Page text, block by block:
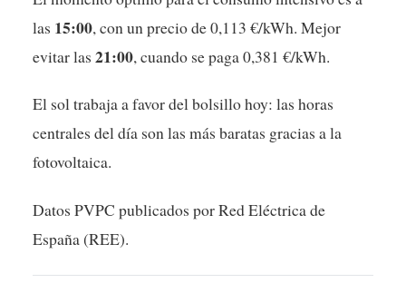
las 15:00, con un precio de 0,113 €/kWh. Mejor
evitar las 21:00, cuando se paga 0,381 €/kWh.
El sol trabaja a favor del bolsillo hoy: las horas
centrales del día son las más baratas gracias a la
fotovoltaica.
Datos PVPC publicados por Red Eléctrica de
España (REE).